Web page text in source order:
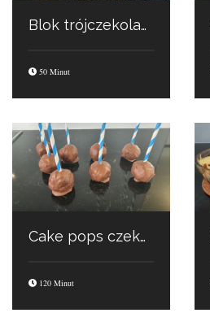
Blok trójczekoladowy
50 Minut
Cake pops czekoladowe
120 Minut